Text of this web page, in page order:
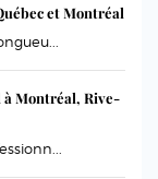
et Montréal
à Montréal, Rive-